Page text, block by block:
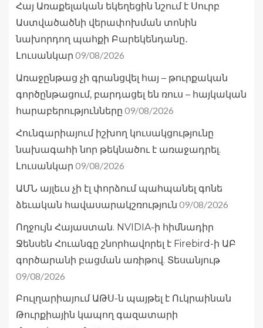
Հայ Առաքելական եկեղեցին նշում է Սուրբ
Աստվածածնի վերափոխման տոնին
նախորդող պահքի Բարեկենդանը․
Լուսանկար 09/08/2026
Առաջընթաց չի գրանցվել հայ – թուրքական
գործընթացում, բարդացել են ռուս – հայկական
հարաբերությունները 09/08/2026
Հունգարիայում իշխող կուսակցությունը
նախագահի նոր թեկնածու է առաջադրել.
Լուսանկար 09/08/2026
ԱՄՆ այլեւս չի էլ փորձում պահպանել գոնե
ձեւական հավասարակշռություն 09/08/2026
Ողջույն Հայաստան. NVIDIA-ի հիմնադիր
Ջենսեն Հուանգը շնորհավորել է Firebird-ի ԱԲ
գործարանի բացման առիթով. Տեսանյութ
09/08/2026
Բուլղարիայում ԱԹՍ-ն պայթել է Ուկրաինան
Թուրքիային կապող գազատարի